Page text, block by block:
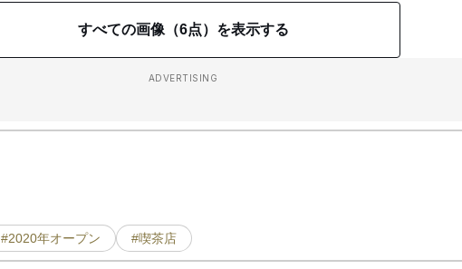
すべての画像（6点）を表示する
ADVERTISING
#2020年オープン #喫茶店